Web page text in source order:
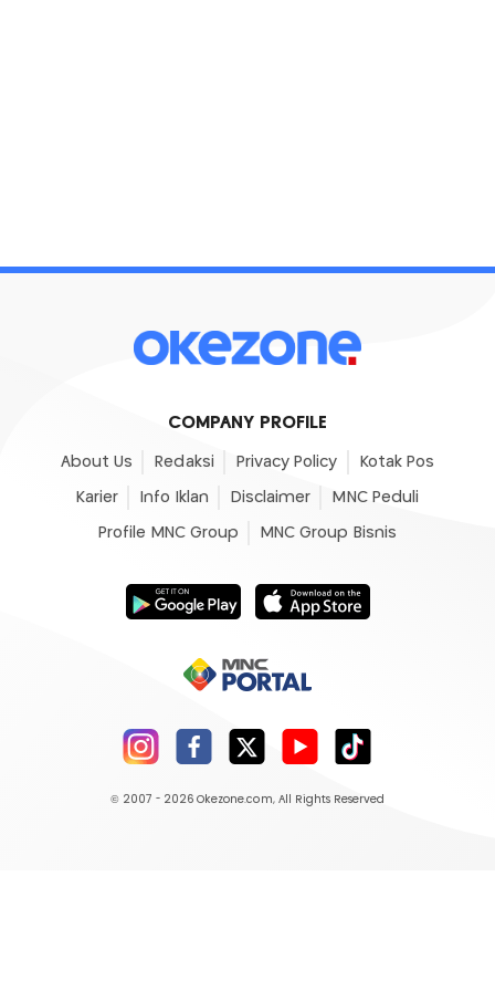
COMPANY PROFILE
About Us Redaksi Privacy Policy Kotak Pos
Karier Info Iklan Disclaimer MNC Peduli
Profile MNC Group MNC Group Bisnis
© 2007 - 2026 Okezone.com, All Rights Reserved